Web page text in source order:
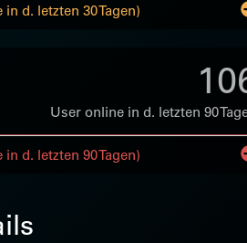
d. letzten 30 Tagen)
User online in d. letzten 90
d. letzten 90 Tagen)